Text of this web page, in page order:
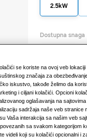
2.5kW
Dostupna snaga
se koriste na ovoj veb
značaja za
iskustvo, takođe želimo da
i ciljani kolačići. Opcioni
oglašavanja na sajtovima
sadržaja naše veb stranice
Vaša interakcija sa našim veb
sa svakom kategorijom
videli koji su kolačići opcionalni i